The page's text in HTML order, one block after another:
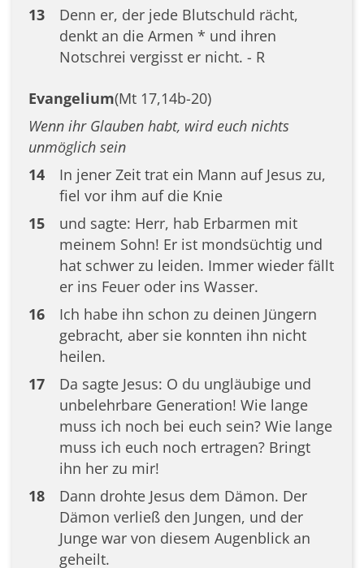
13
Denn er, der jede Blutschuld rächt,
denkt an die Armen * und ihren
Notschrei vergisst er nicht. - R
Evangelium(Mt 17,14b-20)
Wenn ihr Glauben habt, wird euch nichts
unmöglich sein
14
In jener Zeit trat ein Mann auf Jesus zu,
fiel vor ihm auf die Knie
15
und sagte: Herr, hab Erbarmen mit
meinem Sohn! Er ist mondsüchtig und
hat schwer zu leiden. Immer wieder fällt
er ins Feuer oder ins Wasser.
16
Ich habe ihn schon zu deinen Jüngern
gebracht, aber sie konnten ihn nicht
heilen.
17
Da sagte Jesus: O du ungläubige und
unbelehrbare Generation! Wie lange
muss ich noch bei euch sein? Wie lange
muss ich euch noch ertragen? Bringt
ihn her zu mir!
18
Dann drohte Jesus dem Dämon. Der
Dämon verließ den Jungen, und der
Junge war von diesem Augenblick an
geheilt.